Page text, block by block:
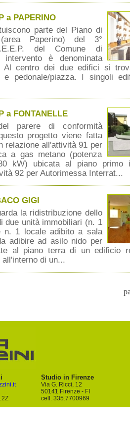
a PAPERINO
parte del Piano di
Paperino) del 3°
del Comune di
intervento è denominata
Al centro dei due edifici si
e pedonale/piazza. I singoli
a FONTANELLE
parere di conformità
progetto viene fatta
relazione all'attività 91 per
a gas metano (potenza
kW) ubicata al piano primo
92 per Autorimessa Interrat...
GIGI
la ridistribuzione dello
due unità immobiliari (n. 1
n. 1 locale adibito a sala
adibire ad asilo nido per
al piano terra di un edificio
di un...
Studio in Firenze
Via G. Ricci, 12
50141 Firenze - FI
cell. 335.7700969